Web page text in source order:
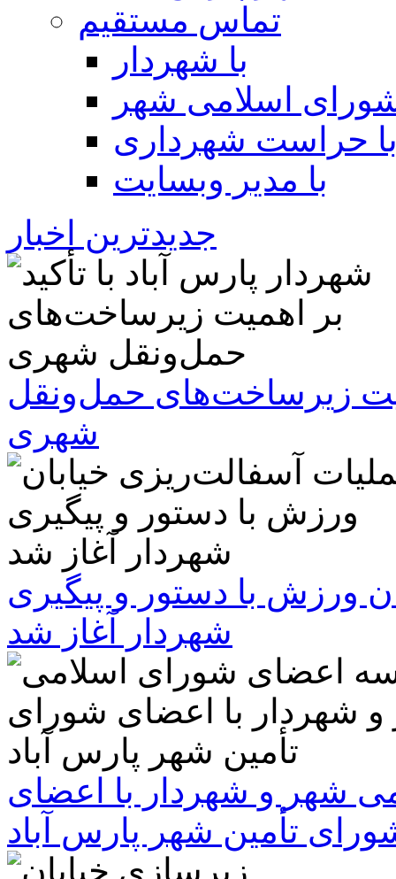
تماس مستقیم
با شهردار
اسلامی شهر
حراست شهرداری
با مدیر وبسایت
جدیدترین اخبار
زیرساخت‌های حمل‌ونقل
شهری
ورزش با دستور و پیگیری
شهردار آغاز شد
شهر و شهردار با اعضای
تأمین شهر پارس آباد